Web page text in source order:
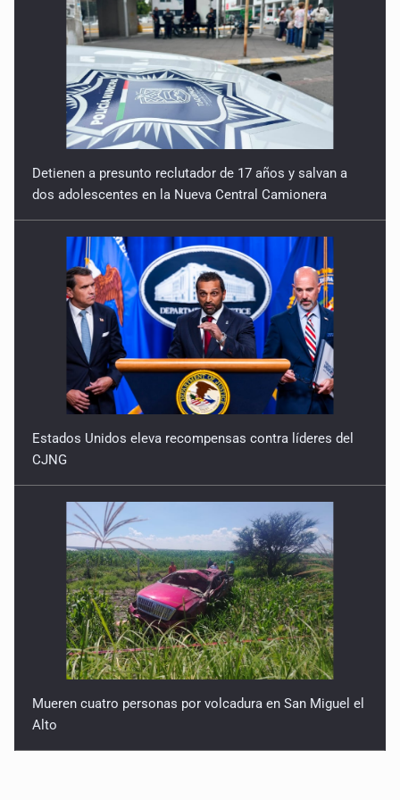
18 de Febrero de 2026
El rostro invisible de la trata de personas
11 de Febrero de 2026
Detienen a presunto reclutador de 17 años y salvan a
dos adolescentes en la Nueva Central Camionera
Estados Unidos eleva recompensas contra líderes del
CJNG
Mueren cuatro personas por volcadura en San Miguel el
Alto